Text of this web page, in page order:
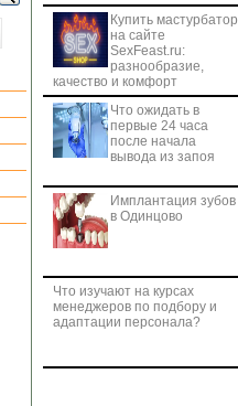
Купить мастурбатор
на сайте
SexFeast.ru:
разнообразие,
качество и комфорт
Что ожидать в
первые 24 часа
после начала
вывода из запоя
Имплантация зубов
в Одинцово
Что изучают на курсах
менеджеров по подбору и
адаптации персонала?